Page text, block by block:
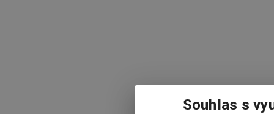
Souhlas s